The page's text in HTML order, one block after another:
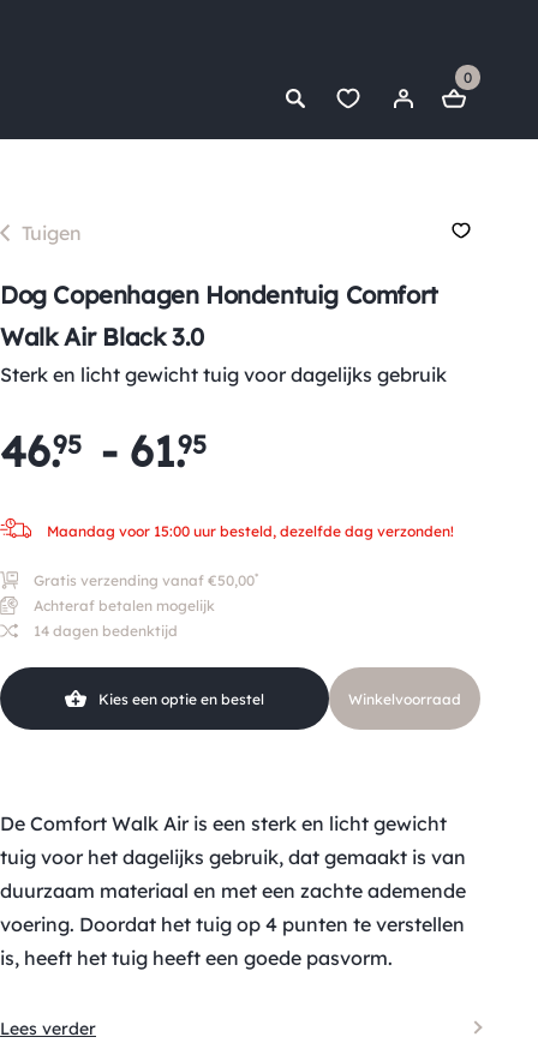
0
Tuigen
Dog Copenhagen Hondentuig Comfort
Walk Air Black 3.0
Sterk en licht gewicht tuig voor dagelijks gebruik
46.
95 - 61.
95
Maandag voor 15:00 uur besteld, dezelfde dag verzonden!
Gratis verzending vanaf €50,00*
Achteraf betalen mogelijk
14 dagen bedenktijd
Kies een optie en bestel Winkelvoorraad
De Comfort Walk Air is een sterk en licht gewicht
tuig voor het dagelijks gebruik, dat gemaakt is van
duurzaam materiaal en met een zachte ademende
voering. Doordat het tuig op 4 punten te verstellen
is, heeft het tuig heeft een goede pasvorm.
Lees verder